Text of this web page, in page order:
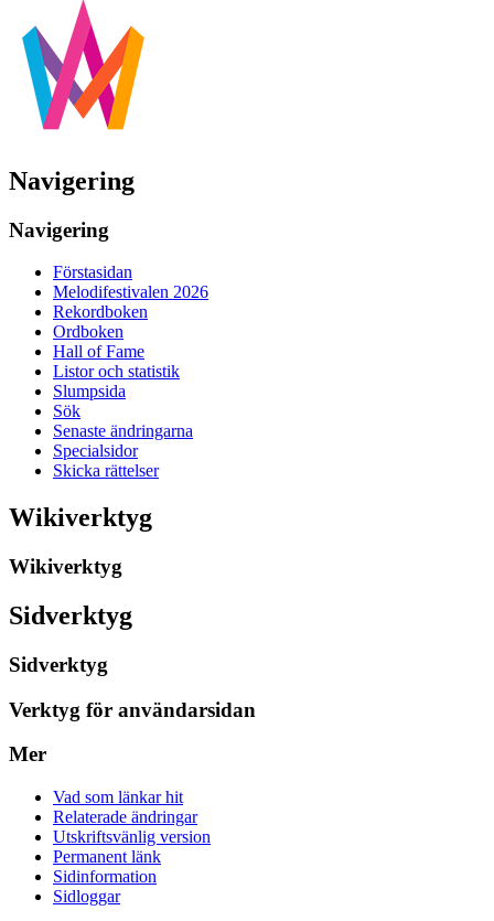
Navigering
Navigering
Förstasidan
Melodifestivalen 2026
Rekordboken
Ordboken
Hall of Fame
Listor och statistik
Slumpsida
Sök
Senaste ändringarna
Specialsidor
Skicka rättelser
Wikiverktyg
Wikiverktyg
Sidverktyg
Sidverktyg
Verktyg för användarsidan
Mer
Vad som länkar hit
Relaterade ändringar
Utskriftsvänlig version
Permanent länk
Sidinformation
Sidloggar